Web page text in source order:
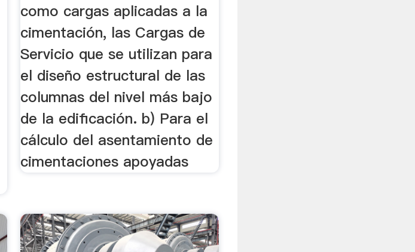
como cargas aplicadas a la
cimentación, las Cargas de
Servicio que se utilizan para
el diseño estructural de las
columnas del nivel más bajo
de la edificación. b) Para el
cálculo del asentamiento de
cimentaciones apoyadas